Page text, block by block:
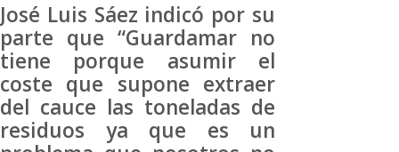
José Luis Sáez indicó por su
parte que “Guardamar no
tiene porque asumir el
coste que supone extraer
del cauce las toneladas de
residuos ya que es un